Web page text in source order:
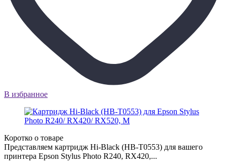
В избранное
Коротко о товаре
Представляем картридж Hi-Black (HB-T0553) для вашего
принтера Epson Stylus Photo R240, RX420,...